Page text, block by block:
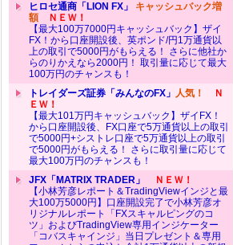
ヒロセ通商「LION FX」 キャッシュバック増
額ＮＥＷ！
【最大100万7000円キャッシュバック】ザイ
FX！から口座開設後、英ポンド/円1万通貨以
上の取引で5000円がもらえる！ さらに他社か
らのりかえなら2000円！ 取引量に応じて最大
100万円のチャンスも！
トレイダーズ証券「みんなのFX」 人気！
Ｎ
ＥＷ！
【最大101万円キャッシュバック】ザイFX！
から口座開設後、FX口座で5万通貨以上の取引
で5000円+シストレ口座で5万通貨以上の取引
で5000円がもらえる！ さらに取引量に応じて
最大100万円のチャンスも！
JFX「MATRIX TRADER」
ＮＥＷ！
【小林芳彦レポート＆TradingViewインジと最
大100万5000円】口座開設完了で小林芳彦オ
リジナルレポート「FXスキャルピングのコ
ツ」およびTradingView専用インジケーター
「コバスキャインジ」当日プレゼント＆専用